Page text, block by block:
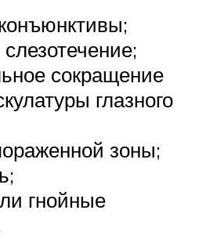
сокращение
глазного
зоны;
гнойные